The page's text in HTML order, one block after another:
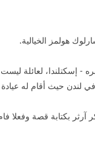
هولمز الخيالية.
في 22 مايو من عام 1859
في لندن حيث أقام له
بكتابة قصة وفعلا